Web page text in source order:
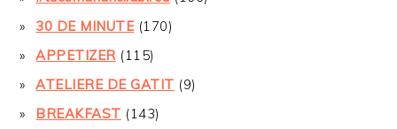
30 DE MINUTE(170)
APPETIZER(115)
ATELIERE DE GATIT (9)
BREAKFAST (143)